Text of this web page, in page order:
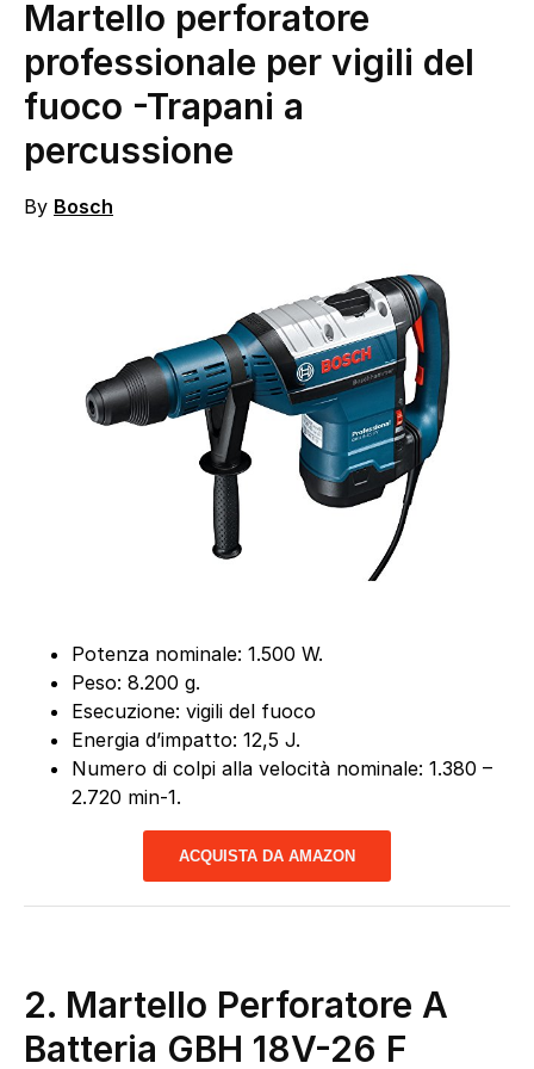
Martello perforatore
professionale per vigili del
fuoco -Trapani a
percussione
By Bosch
Potenza nominale: 1.500 W.
Peso: 8.200 g.
Esecuzione: vigili del fuoco
Energia d’impatto: 12,5 J.
Numero di colpi alla velocità nominale: 1.380 –
2.720 min-1.
ACQUISTA DA AMAZON
2. Martello Perforatore A
Batteria GBH 18V-26 F